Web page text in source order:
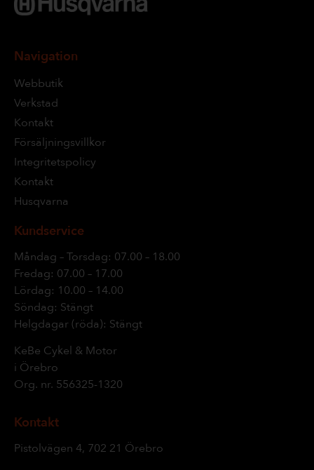
Navigation
Webbutik
Verkstad
Kontakt
Försäljningsvillkor
Integritetspolicy
Kontakt
Husqvarna
Kundservice
Måndag – Torsdag: 07.00 – 18.00
Fredag: 07.00 – 17.00
Lördag: 10.00 – 14.00
Söndag: Stängt
Helgdagar (röda): Stängt
KeBe Cykel & Motor
i Örebro
Org. nr. 556325-1320
Kontakt
Pistolvägen 4, 702 21 Örebro